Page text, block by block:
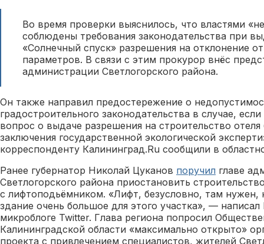
Во время проверки выяснилось, что властями
соблюдены требования законодательства при
«Солнечный спуск» разрешения на отклонение
параметров. В связи с этим прокурор внёс
администрации Светлогорского района.
Он также направил предостережение о
градостроительного законодательства в случае,
вопрос о выдаче разрешения на строительство
заключения государственной экологической
корреспонденту Калининград.Ru сообщили в
Ранее губернатор Николай Цуканов поручил главе
Светлогорского района приостановить
с лифтоподьёмником. «Лифт, безусловно, там
здание очень большое для этого участка», —
микроблоге Twitter. Глава региона попросил
Калининградской области «максимально открыто»
проекта с привлечением специалистов, жителей